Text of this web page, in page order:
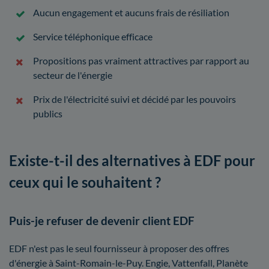
Aucun engagement et aucuns frais de résiliation
Service téléphonique efficace
Propositions pas vraiment attractives par rapport au
secteur de l'énergie
Prix de l'électricité suivi et décidé par les pouvoirs
publics
Existe-t-il des alternatives à EDF pour
ceux qui le souhaitent ?
Puis-je refuser de devenir client EDF
EDF n'est pas le seul fournisseur à proposer des offres
d'énergie à Saint-Romain-le-Puy. Engie, Vattenfall, Planète